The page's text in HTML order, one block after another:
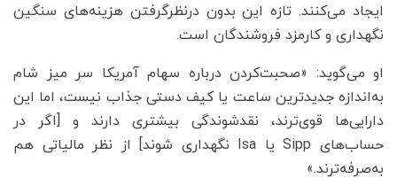
ایجاد می‌کنند. تازه این بدون درنظرگرفتن هزینه‌های سنگین
نگهداری و کارمزد فروشندگان است.
او می‌گوید: «صحبت‌کردن درباره سهام آمریکا سر میز شام
به‌اندازه جدیدترین ساعت یا کیف دستی جذاب نیست، اما این
دارایی‌ها قوی‌ترند، نقدشوندگی بیشتری دارند و [اگر در
حساب‌های Sipp یا Isa نگهداری شوند] از نظر مالیاتی هم
به‌صرفه‌ترند.»